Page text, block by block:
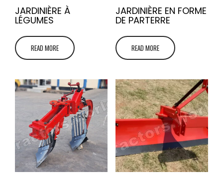
JARDINIÈRE À
LÉGUMES
READ MORE
JARDINIÈRE EN FORME
DE PARTERRE
READ MORE